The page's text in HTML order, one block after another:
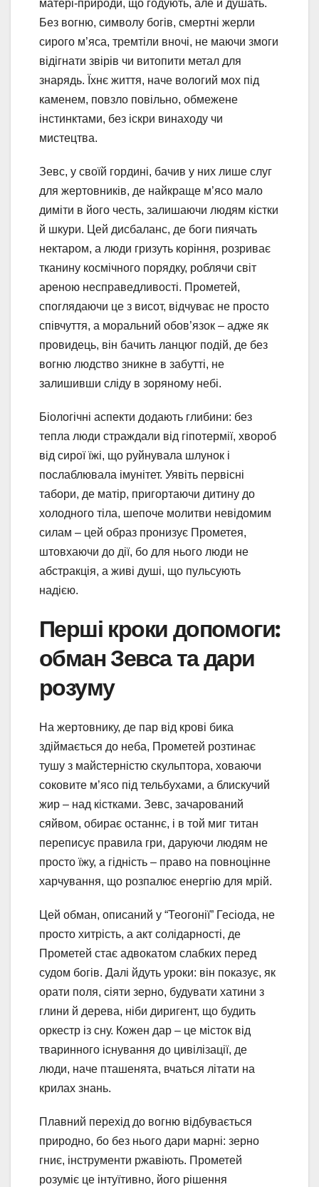
матері-природи, що годують, але й душать.
Без вогню, символу богів, смертні жерли
сирого м’яса, тремтіли вночі, не маючи змоги
відігнати звірів чи витопити метал для
знарядь. Їхнє життя, наче вологий мох під
каменем, повзло повільно, обмежене
інстинктами, без іскри винаходу чи
мистецтва.
Зевс, у своїй гордині, бачив у них лише слуг
для жертовників, де найкраще м’ясо мало
диміти в його честь, залишаючи людям кістки
й шкури. Цей дисбаланс, де боги пиячать
нектаром, а люди гризуть коріння, розриває
тканину космічного порядку, роблячи світ
ареною несправедливості. Прометей,
споглядаючи це з висот, відчуває не просто
співчуття, а моральний обов’язок – адже як
провидець, він бачить ланцюг подій, де без
вогню людство зникне в забутті, не
залишивши сліду в зоряному небі.
Біологічні аспекти додають глибини: без
тепла люди страждали від гіпотермії, хвороб
від сирої їжі, що руйнувала шлунок і
послаблювала імунітет. Уявіть первісні
табори, де матір, пригортаючи дитину до
холодного тіла, шепоче молитви невідомим
силам – цей образ пронизує Прометея,
штовхаючи до дії, бо для нього люди не
абстракція, а живі душі, що пульсують
надією.
Перші кроки допомоги:
обман Зевса та дари
розуму
На жертовнику, де пар від крові бика
здіймається до неба, Прометей розтинає
тушу з майстерністю скульптора, ховаючи
соковите м’ясо під тельбухами, а блискучий
жир – над кістками. Зевс, зачарований
сяйвом, обирає останнє, і в той миг титан
переписує правила гри, даруючи людям не
просто їжу, а гідність – право на повноцінне
харчування, що розпалює енергію для мрій.
Цей обман, описаний у “Теогонії” Гесіода, не
просто хитрість, а акт солідарності, де
Прометей стає адвокатом слабких перед
судом богів. Далі йдуть уроки: він показує, як
орати поля, сіяти зерно, будувати хатини з
глини й дерева, ніби диригент, що будить
оркестр із сну. Кожен дар – це місток від
тваринного існування до цивілізації, де
люди, наче пташенята, вчаться літати на
крилах знань.
Плавний перехід до вогню відбувається
природно, бо без нього дари марні: зерно
гниє, інструменти ржавіють. Прометей
розуміє це інтуїтивно, його рішення